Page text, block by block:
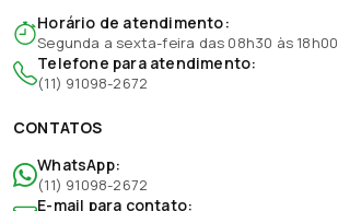
Horário de atendimento:
Segunda a sexta-feira das 08h30 às 18h00
Telefone para atendimento:
(11) 91098-2672
CONTATOS
WhatsApp:
(11) 91098-2672
E-mail para contato: